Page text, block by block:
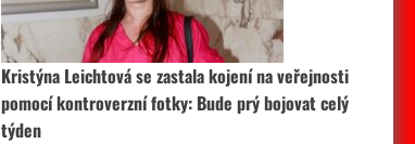
Kristýna Leichtová se zastala kojení na veřejnosti
pomocí kontroverzní fotky: Bude prý bojovat celý
týden